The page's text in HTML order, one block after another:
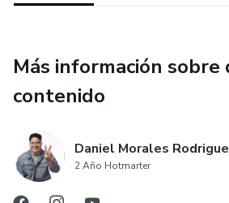
✔️ Volver a conectar emocionalmente
✔️ Recuperar la intimidad y la
✔️ Aprender a amar mejor… sin dejar
📘 ¿Qué incluye?
Más información sobre
contenido
Daniel Morales
2 Año Hotmarter